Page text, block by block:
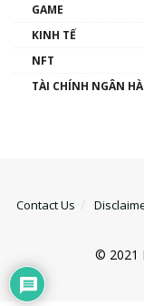
GAME
KINH TẾ
NFT
TÀI CHÍNH NGÂN
Contact Us
© 2021